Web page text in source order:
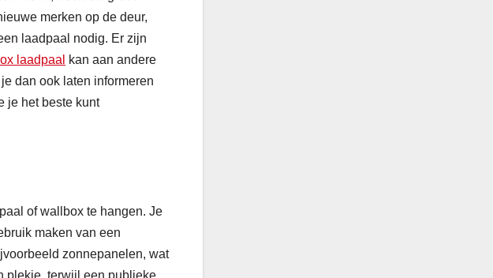
merken op de deur,
laadpaal nodig. Er zijn
laadpaal
kan aan andere
dan ook laten informeren
je het beste kunt
of wallbox te hangen. Je
maken van een
zonnepanelen, wat
plekje, terwijl een publieke